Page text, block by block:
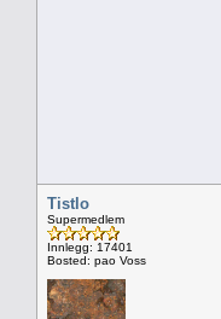
Tistlo
Supermedlem
Innlegg: 17401
Bosted: pao Voss